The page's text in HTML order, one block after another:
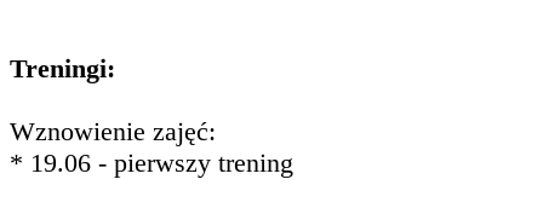
Treningi:
Wznowienie zajęć:
* 19.06 - pierwszy trening